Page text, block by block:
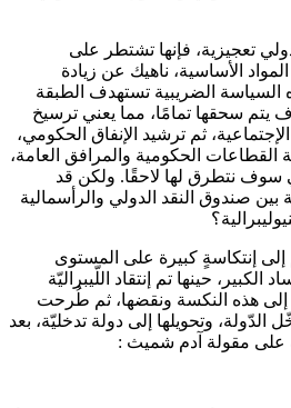
تعجيزية، فإنها تشتطر على
الأساسية، ناهيك عن زيادة
الضريبية تستهدف الطبقة
يتم سحقها تمامًا، مما يعني ترسيخ
ثم ترشيد الإنفاق الحكومي،
الحكومية والمرافق العامة،
سوف نتطرق لها لاحقًا. ولكن قد
صندوق النقد الدولي والرأسمالية
العالم إلى إنتكاسةٍ كبيرة على المستوى
حينها تم إنتقاد اللّيبراليّة
إلى هذه النكسة ونقضها، ثم طُرحت
الدّولة، وتحويلها إلى دولة تدخليّة، بعد
على مقولة آدم شميث :